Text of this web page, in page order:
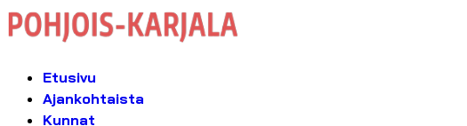
Etusivu
Ajankohtaista
Kunnat